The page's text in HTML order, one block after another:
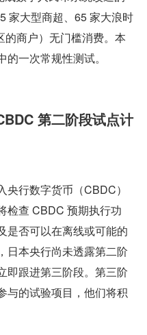
家大型商超、65 家大浪时
的商户）无门槛消费。本
一次常规性测试。
第二阶段试点计
行数字货币（CBDC）
检查 CBDC 预期执行功
是否可以在离线或可能的
日本央行尚未透露第二阶
即跟进第三阶段。第三阶
与的试验项目，他们将积